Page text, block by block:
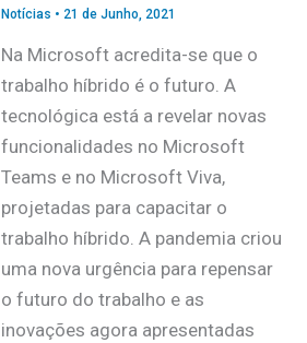
Notícias • 21 de Junho, 2021
Na Microsoft acredita-se que o
trabalho híbrido é o futuro. A
tecnológica está a revelar novas
funcionalidades no Microsoft
Teams e no Microsoft Viva,
projetadas para capacitar o
trabalho híbrido. A pandemia criou
uma nova urgência para repensar
o futuro do trabalho e as
inovações agora apresentadas